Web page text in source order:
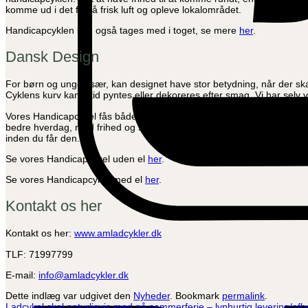
komme ud i det fri, få frisk luft og opleve lokalområdet.
Handicapcyklen kan også tages med i toget, se mere her.
Dansk Design
For børn og unge, især, kan designet have stor betydning, når der
Cyklens kurv kan altid pyntes eller dekoreres efter smag. Vi har
Vores Handicapcykel fås både med og uden el. Vi anbefaler altid at
bedre hverdag, med frihed og selvstændighed. Handicapcyklen
inden du får den.
Se vores Handicapcykel uden el her.
Se vores Handicapcykel med el her.
Kontakt os her
Kontakt os her: www.amladcykler.dk
TLF: 71997799
E-mail: info@amladcykler.dk
Dette indlæg var udgivet den Nyheder. Bookmark permalink.